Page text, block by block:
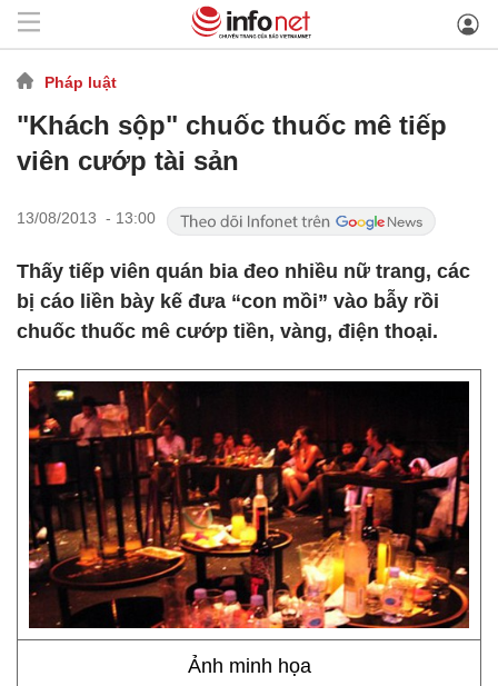
Pháp luật
"Khách sộp" chuốc thuốc mê tiếp
viên cướp tài sản
13/08/2013 - 13:00
Thấy tiếp viên quán bia đeo nhiều nữ trang, các
bị cáo liền bày kế đưa “con mồi” vào bẫy rồi
chuốc thuốc mê cướp tiền, vàng, điện thoại.
Ảnh minh họa